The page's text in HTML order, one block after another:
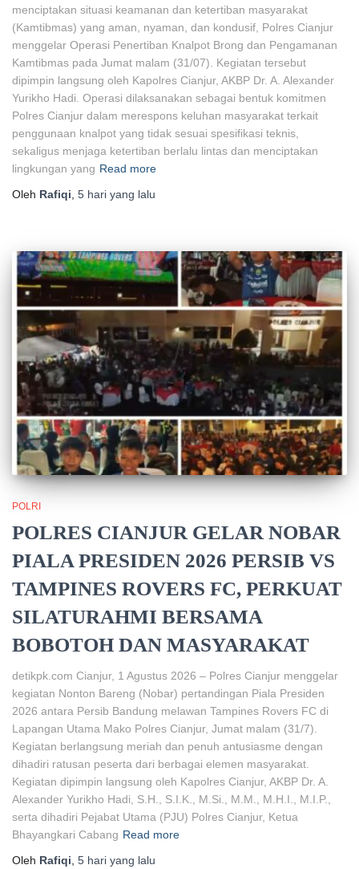
menciptakan situasi keamanan dan ketertiban masyarakat
(Kamtibmas) yang aman, nyaman, dan kondusif, Polres Cianjur
menggelar Operasi Penertiban Knalpot Brong dan Pengamanan
Kamtibmas pada Jumat malam (31/07). Kegiatan tersebut
dipimpin langsung oleh Kapolres Cianjur, AKBP Dr. A. Alexander
Yurikho Hadi. Operasi dilaksanakan sebagai bentuk komitmen
Polres Cianjur dalam merespons keluhan masyarakat terkait
penggunaan knalpot yang tidak sesuai spesifikasi teknis,
sekaligus menjaga ketertiban berlalu lintas dan menciptakan
lingkungan yang Read more
Oleh Rafiqi, 5 hari yang lalu
POLRI
POLRES CIANJUR GELAR NOBAR
PIALA PRESIDEN 2026 PERSIB VS
TAMPINES ROVERS FC, PERKUAT
SILATURAHMI BERSAMA
BOBOTOH DAN MASYARAKAT
detikpk.com Cianjur, 1 Agustus 2026 – Polres Cianjur menggelar
kegiatan Nonton Bareng (Nobar) pertandingan Piala Presiden
2026 antara Persib Bandung melawan Tampines Rovers FC di
Lapangan Utama Mako Polres Cianjur, Jumat malam (31/7).
Kegiatan berlangsung meriah dan penuh antusiasme dengan
dihadiri ratusan peserta dari berbagai elemen masyarakat.
Kegiatan dipimpin langsung oleh Kapolres Cianjur, AKBP Dr. A.
Alexander Yurikho Hadi, S.H., S.I.K., M.Si., M.M., M.H.I., M.I.P.,
serta dihadiri Pejabat Utama (PJU) Polres Cianjur, Ketua
Bhayangkari Cabang Read more
Oleh Rafiqi 5 hari yang lalu